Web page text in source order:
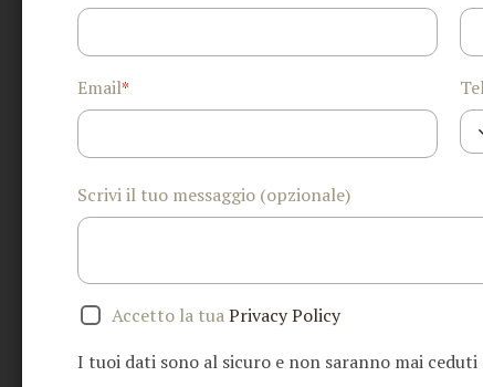
Email*
Scrivi il tuo messaggio (opzionale)
Accetto la tuaPrivacy Policy
I tuoi dati sono al sicuro e non saranno mai